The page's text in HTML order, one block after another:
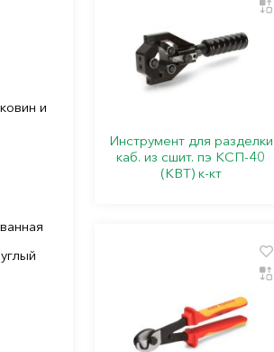
и
Инструмент для разделки
каб. из сшит. пэ КСП-40
(КВТ) к-кт